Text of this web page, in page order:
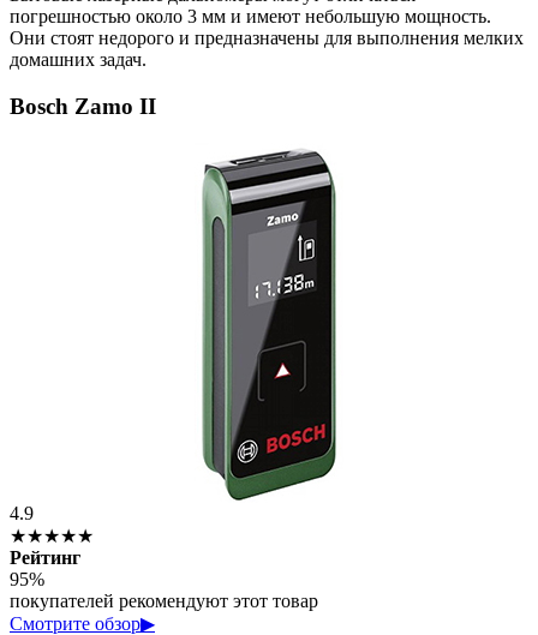
погрешностью около 3 мм и имеют небольшую мощность.
Они стоят недорого и предназначены для выполнения мелких
домашних задач.
Bosch Zamo II
4.9
★★★★★
Рейтинг
95%
покупателей рекомендуют этот товар
Смотрите обзор▶